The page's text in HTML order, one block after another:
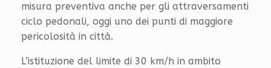
misura preventiva anche per gli attraversamenti
ciclo pedonali, oggi uno dei punti di maggiore
pericolosità in città.
L’istituzione del limite di 30 km/h in ambito